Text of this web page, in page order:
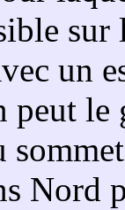
sur
un
peut
Nord